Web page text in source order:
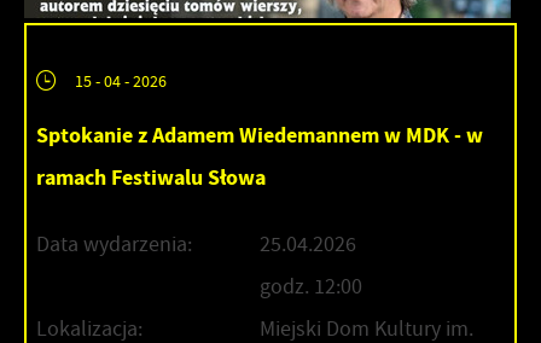
15 - 04 - 2026
Sptokanie z Adamem Wiedemannem w MDK - w
ramach Festiwalu Słowa
Data wydarzenia:
25.04.2026
godz. 12:00
Lokalizacja:
Miejski Dom Kultury im.